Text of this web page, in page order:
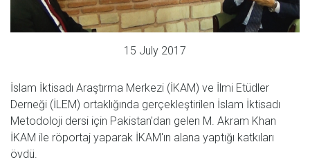
15 July 2017
İslam İktisadı Araştırma Merkezi (İKAM) ve İlmi Etüdler
Derneği (İLEM) ortaklığında gerçekleştirilen İslam İktisadı
Metodoloji dersi için Pakistan'dan gelen M. Akram Khan
İKAM ile röportaj yaparak İKAM'ın alana yaptığı katkıları
övdü.